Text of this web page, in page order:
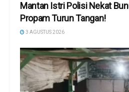
Mantan Istri Polisi Nekat
Propam Turun Tangan!
3 AGUSTUS 2026